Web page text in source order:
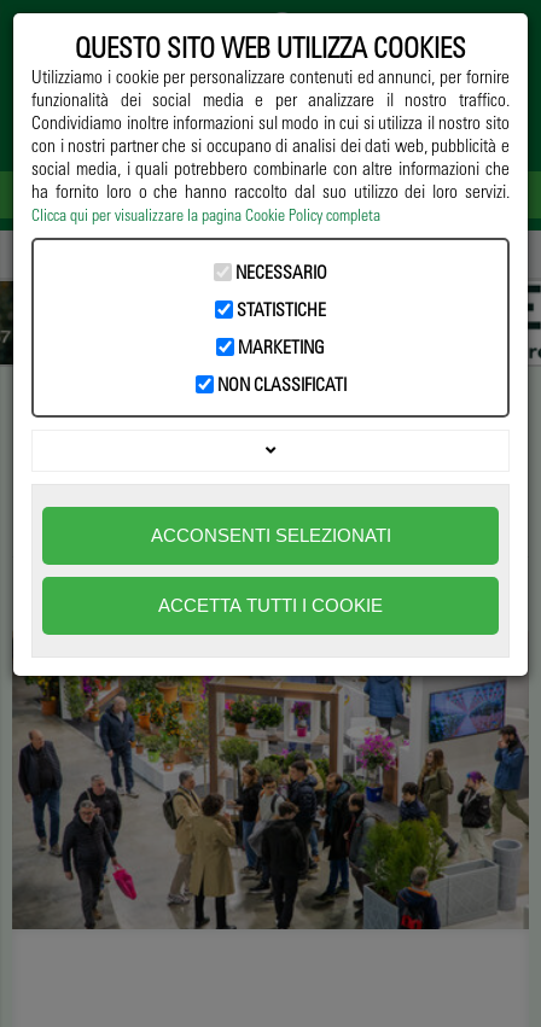
I nuovi numeri del
florovivaismo
Resoconto della decima edizione di MyPlant and Garden
diRedazione AboutPlants 402
QUESTO SITO WEB UTILIZZA COOKIES
Utilizziamo i cookie per personalizzare contenuti ed annunci, per fornire
funzionalità dei social media e per analizzare il nostro traffico.
Condividiamo inoltre informazioni sul modo in cui si utilizza il nostro sito
con i nostri partner che si occupano di analisi dei dati web, pubblicità e
social media, i quali potrebbero combinarle con altre informazioni che
ha fornito loro o che hanno raccolto dal suo utilizzo dei loro servizi.
Clicca qui per visualizzare la pagina Cookie Policy completa
NECESSARIO
STATISTICHE
MARKETING
NON CLASSIFICATI
ACCONSENTI SELEZIONATI
ACCETTA TUTTI I COOKIE